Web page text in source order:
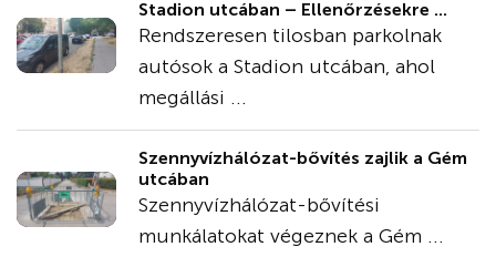
Stadion utcában – Ellenőrzésekre ...
Rendszeresen tilosban parkolnak
autósok a Stadion utcában, ahol
megállási ...
Szennyvízhálózat-bővítés zajlik a Gém
utcában
Szennyvízhálózat-bővítési
munkálatokat végeznek a Gém ...